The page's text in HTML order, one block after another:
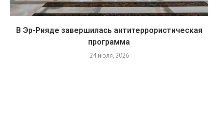
В Эр-Рияде завершилась антитеррористическая
программа
24 июля, 2026